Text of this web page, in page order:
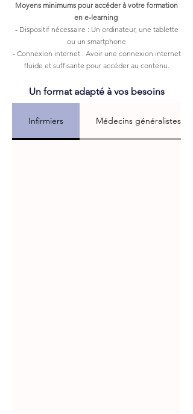
Moyens minimums pour accéder à votre formation
en e-learning
- Dispositif nécessaire : Un ordinateur, une tablette
ou un smartphone
- Connexion internet : Avoir une connexion internet
fluide et suffisante pour accéder au contenu.
Un format adapté à vos besoins
Infirmiers Médecins généralistes